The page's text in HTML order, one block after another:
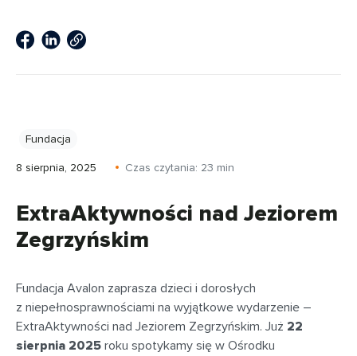
Fundacja
8 sierpnia, 2025 Czas czytania: 23 min
ExtraAktywności nad Jeziorem
Zegrzyńskim
Fundacja Avalon zaprasza dzieci i dorosłych
z niepełnosprawnościami na wyjątkowe wydarzenie –
ExtraAktywności nad Jeziorem Zegrzyńskim. Już 22
sierpnia 2025 roku spotykamy się w Ośrodku